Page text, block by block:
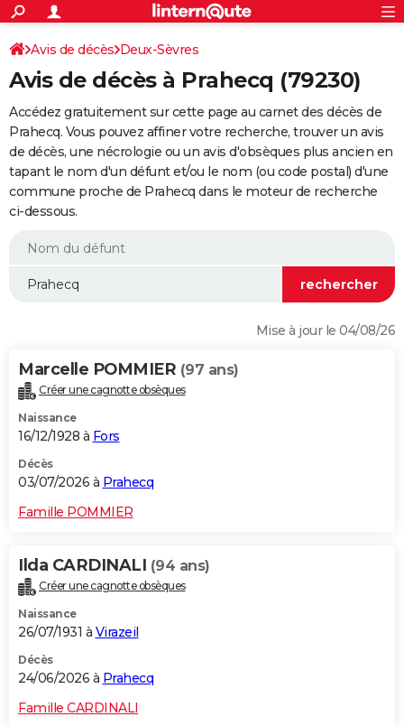
ACTUALITÉS
Politique
Société
Faits Divers
Education
Monde
Villes
+
SPORT
Coupe du monde 2026
Football
Tennis
Cyclisme
Rugby
Forum
Programme TV
TNT
Streaming
Cinéma
Sorties cinéma
Musique
+
FINANCE
Retraite
Epargne
Immobilier
Risques naturels par ville
Assurance
AUTO
Essais
Réserver un essai
Citadines
Berlines
SUV
Forum auto
+HIGH-TECH
BRICOLAGE
WEEK-END
Alimentation
Guide de la santé
Maladies
Médicaments
Sommeil
VOYAGE
Destinations
City break
Voyage nature
Voyage de noces
Forum
Climat
+PHOTO
GUIDES D'ACHAT
Carte de Noël
Carte Bonne année
Carte Saint-Valentin
Carte Pâques
Carte d'anniversaire
DICTIONNAIRE
Dictionnaire
Biographies
Citations
Expressions
Proverbes
PROGRAMME TV
S'inscrire
Se connecter
Lycées
Collèges
Primaires
Universités
Entreprises
Service militaire
Avis de recherche
AVIS DE DÉCÈS
FORUM
Connexion
Avis de décès Deux-Sèvres
Avis de décès à Prahecq (79230)
Accédez gratuitement sur cette page au carnet des décès de
Prahecq. Vous pouvez affiner votre recherche, trouver un avis
de décès, une nécrologie ou un avis d'obsèques plus ancien en
tapant le nom d'un défunt et/ou le nom (ou code postal) d'une
commune proche de Prahecq dans le moteur de recherche
ci-dessous.
Mise à jour le 04/08/26
Marcelle POMMIER (97 ans)
Créer une cagnotte obsèques
Naissance
16/12/1928 à Fors
Décès
03/07/2026 à Prahecq
Famille POMMIER
Ilda CARDINALI (94 ans)
Créer une cagnotte obsèques
Naissance
26/07/1931 à Virazeil
Décès
24/06/2026 à Prahecq
Famille CARDINALI